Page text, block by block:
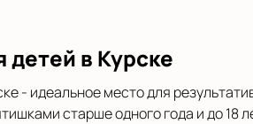
детей в Курске
- идеальное место для
старше одного года и до 18